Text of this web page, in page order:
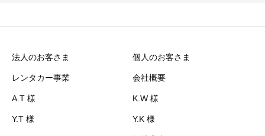
法人のお客さま 個人のお客さま
レンタカー事業 会社概要
A.T 様 K.W 様
Y.T 様 Y.K 様